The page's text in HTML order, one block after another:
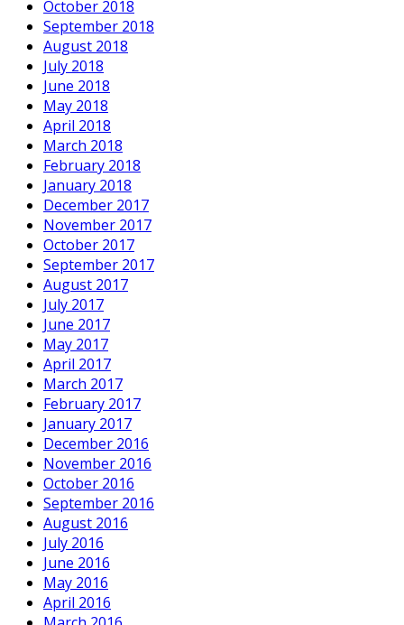
October 2018
September 2018
August 2018
July 2018
June 2018
May 2018
April 2018
March 2018
February 2018
January 2018
December 2017
November 2017
October 2017
September 2017
August 2017
July 2017
June 2017
May 2017
April 2017
March 2017
February 2017
January 2017
December 2016
November 2016
October 2016
September 2016
August 2016
July 2016
June 2016
May 2016
April 2016